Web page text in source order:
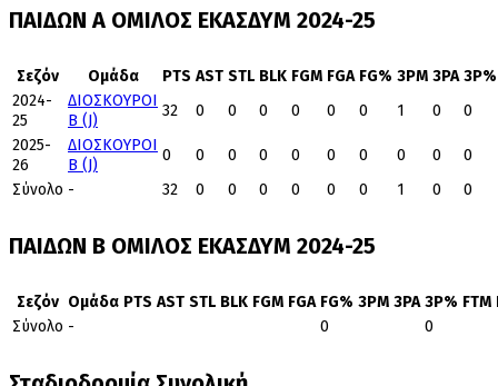
ΠΑΙΔΩΝ Α ΟΜΙΛΟΣ ΕΚΑΣΔΥΜ 2024-25
Σεζόν Ομάδα PTS AST STL BLK FGM FGA FG% 3PM 3PA 3P%
2024-
25
ΔΙΟΣΚΟΥΡΟΙ
Β (J)
32 0 0 0 0 0 0 1 0
0
2025-
26
ΔΙΟΣΚΟΥΡΟΙ
Β (J)
0 0 0 0 0 0 0 0 0
0
Σύνολο - 32 0 0 0 0 0 0 1 0 0
ΠΑΙΔΩΝ Β ΟΜΙΛΟΣ ΕΚΑΣΔΥΜ 2024-25
Σεζόν Ομάδα PTS AST STL BLK FGM FGA FG% 3PM 3PA 3P% FTM
Σύνολο - 0 0